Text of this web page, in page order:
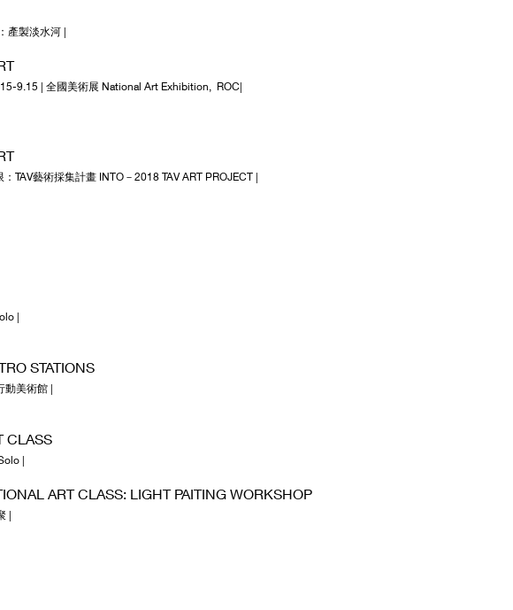
產製淡水河 |
9.15 | 全國美術展 National Art Exhibition, ROC|
TAV藝術採集計畫 INTO－2018 TAV ART PROJECT |
|
STATIONS
動美術館 |
CLASS
|
ART CLASS: LIGHT PAITING WORKSHOP
|